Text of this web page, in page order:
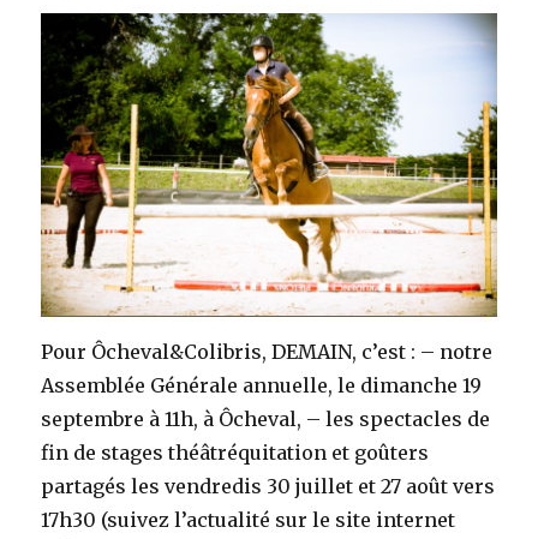
Pour Ôcheval&Colibris, DEMAIN, c’est : – notre
Assemblée Générale annuelle, le dimanche 19
septembre à 11h, à Ôcheval, – les spectacles de
fin de stages théâtréquitation et goûters
partagés les vendredis 30 juillet et 27 août vers
17h30 (suivez l’actualité sur le site internet